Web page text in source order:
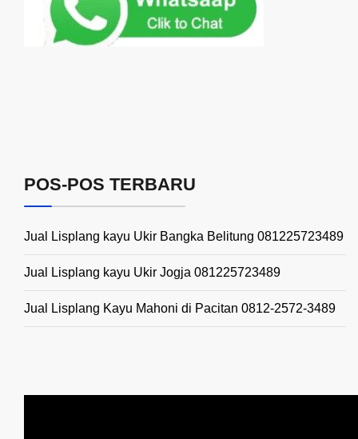
POS-POS TERBARU
Jual Lisplang kayu Ukir Bangka Belitung 081225723489
Jual Lisplang kayu Ukir Jogja 081225723489
Jual Lisplang Kayu Mahoni di Pacitan 0812-2572-3489